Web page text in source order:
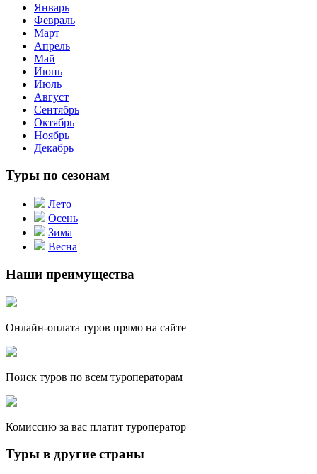
Январь
Февраль
Март
Апрель
Май
Июнь
Июль
Август
Сентябрь
Октябрь
Ноябрь
Декабрь
Туры по сезонам
Лето
Осень
Зима
Весна
Наши преимущества
Онлайн-оплата туров прямо на сайте
Поиск туров по всем туроператорам
Комиссию за вас платит туроператор
Туры в другие страны